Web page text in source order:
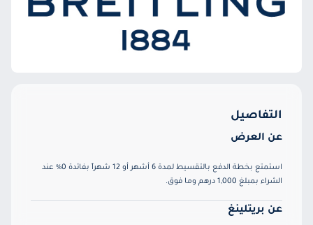
التفاصيل
عن العرض
استمتع بخطة الدفع بالتقسيط لمدة 6 أشهر أو 12 شهراً بفائدة 0% عند
الشراء بمبلغ 1,000 درهم وما فوق.
عن بريتلينغ